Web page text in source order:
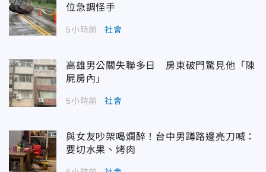
位急調怪手
5小時前 社會
高雄男公關失聯多日 房東破門驚見他「陳
屍房內」
5小時前 社會
與女友吵架喝爛醉！台中男蹲路邊亮刀喊：
要切水果、烤肉